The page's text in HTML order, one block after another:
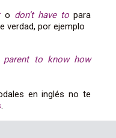
o don’t have topara
verdad, por ejemplo
parent to know how
en inglés no te